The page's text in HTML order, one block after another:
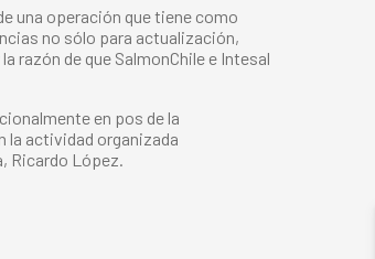
una operación que tiene como
no sólo para actualización,
razón de que SalmonChile e Intesal
en pos de la
la actividad organizada
Ricardo López.